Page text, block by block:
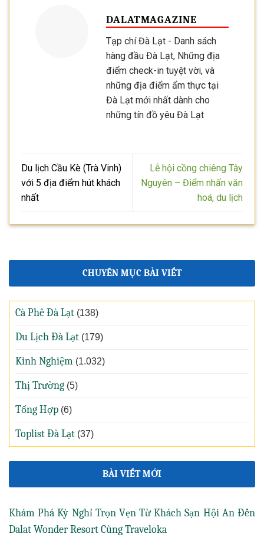
DALATMAGAZINE
Tạp chí Đà Lạt - Danh sách
hàng đầu Đà Lạt, Những địa
điểm check-in tuyệt vời, và
những địa điểm ẩm thực tại
Đà Lạt mới nhất dành cho
những tín đồ yêu Đà Lạt
Du lịch Cầu Kè (Trà Vinh)
với 5 địa điểm hút khách
nhất
Lễ hội cồng chiêng Tây
Nguyên – Điểm nhấn văn
hoá, du lịch
CHUYÊN MỤC BÀI VIẾT
Cà Phê Đà Lạt (138)
Du Lịch Đà Lạt (179)
Kinh Nghiệm (1.032)
Thị Trường (5)
Tổng Hợp (6)
Toplist Đà Lạt (37)
BÀI VIẾT MỚI
Khám Phá Kỳ Nghỉ Trọn Vẹn Từ Khách Sạn Hội An Đến
Dalat Wonder Resort Cùng Traveloka